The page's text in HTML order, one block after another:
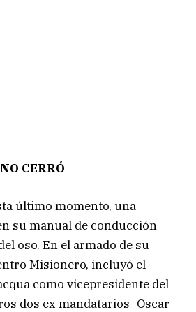
CERRÓ
último momento, una
su manual de conducción
oso. En el armado de su
Misionero, incluyó el
como vicepresidente del
dos ex mandatarios -Oscar